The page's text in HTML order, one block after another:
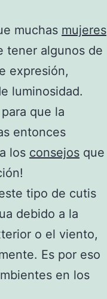
muchas mujeres
tener algunos de
expresión,
luminosidad.
que la
entonces
los consejos que
tipo de cutis
debido a la
o el viento,
Es por eso
en los